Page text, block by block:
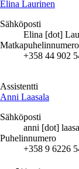
Elina Laurinen
Sähköposti
Elina [dot]
Matkapuhelinnumero
+358 44 902
Assistentti
Anni Laasala
Sähköposti
anni [dot]
Puhelinnumero
+358 9 6226